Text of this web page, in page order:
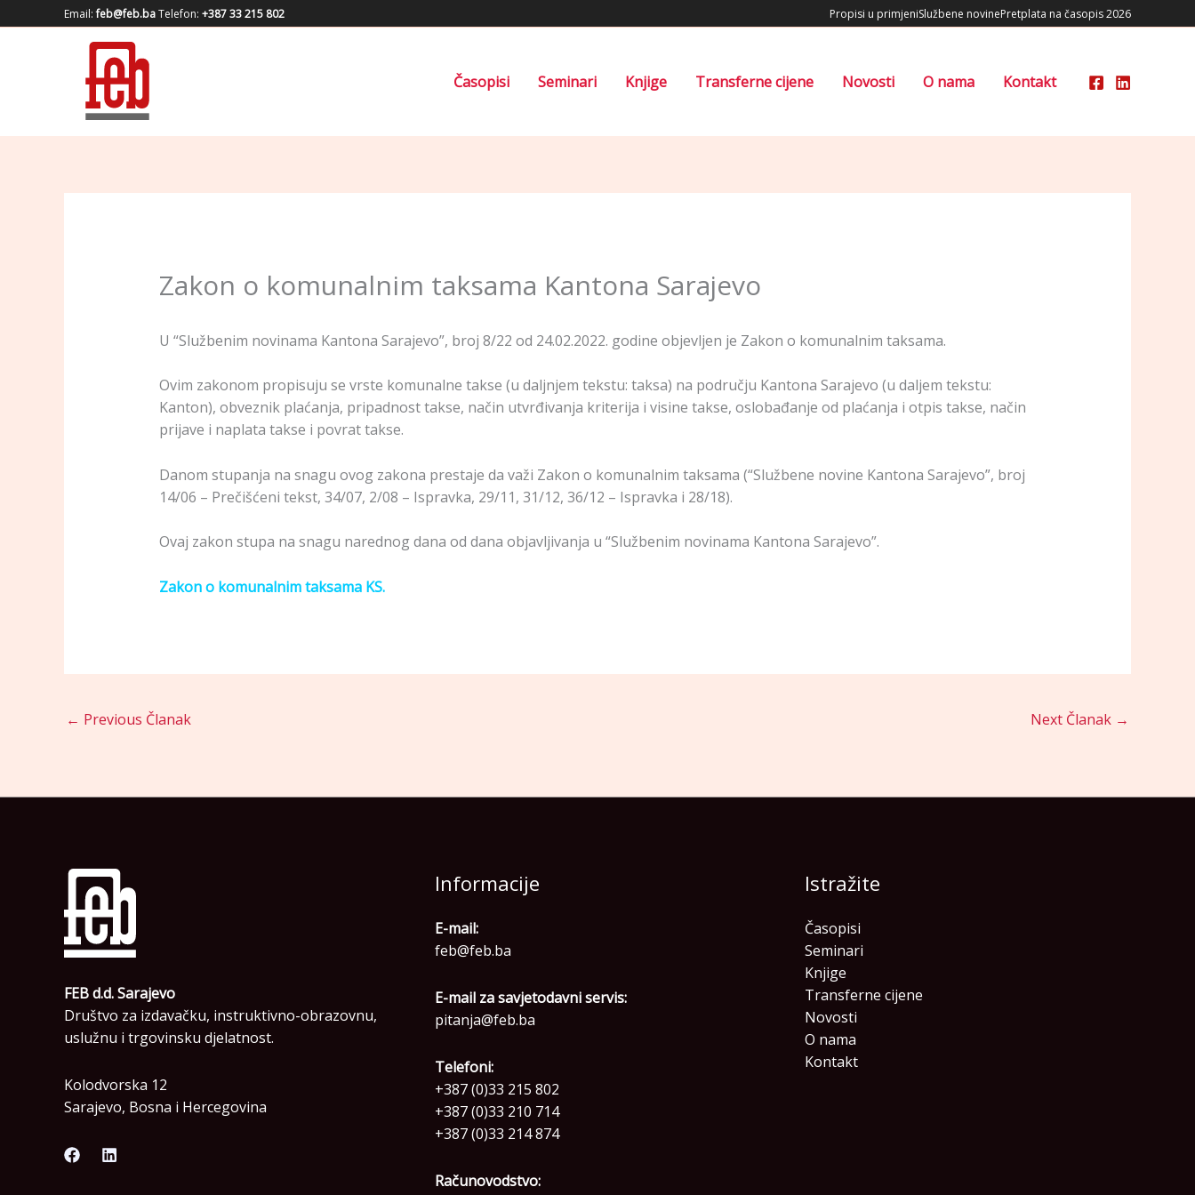
to
Email:feb@feb.baTelefon: +387 33 215 802 Propisi u primjeniSlužbene novinePretplata na časopis 2026
Časopisi Seminari Knjige Transferne cijene Novosti O nama Kontakt
Zakon o komunalnim taksama Kantona Sarajevo
U “Službenim novinama Kantona Sarajevo”, broj 8/22 od 24.02.2022. godine objevljen je Zakon o komunalnim taksama.
Ovim zakonom propisuju se vrste komunalne takse (u daljnjem tekstu: taksa) na području Kantona Sarajevo (u daljem tekstu:
Kanton), obveznik plaćanja, pripadnost takse, način utvrđivanja kriterija i visine takse, oslobađanje od plaćanja i otpis takse, način
prijave i naplata takse i povrat takse.
Danom stupanja na snagu ovog zakona prestaje da važi Zakon o komunalnim taksama (“Službene novine Kantona Sarajevo”, broj
14/06 – Prečišćeni tekst, 34/07, 2/08 – Ispravka, 29/11, 31/12, 36/12 – Ispravka i 28/18).
Ovaj zakon stupa na snagu narednog dana od dana objavljivanja u “Službenim novinama Kantona Sarajevo”.
Zakon o komunalnim taksama KS.
← Previous Članak Next Članak →
FEB d.d. Sarajevo
Društvo za izdavačku, instruktivno-obrazovnu,
uslužnu i trgovinsku djelatnost.
Kolodvorska 12
Sarajevo, Bosna i Hercegovina
Informacije
E-mail:
feb@feb.ba
E-mail za savjetodavni servis:
pitanja@feb.ba
Telefoni:
+387 (0)33 215 802
+387 (0)33 210 714
+387 (0)33 214 874
Računovodstvo:
Istražite
Časopisi
Seminari
Knjige
Transferne cijene
Novosti
O nama
Kontakt